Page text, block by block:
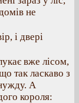
не
і двері
вже лісом,
так ласкаво з
А
короля: